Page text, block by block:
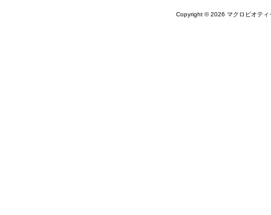
Copyright © 2026 マクロビオテ